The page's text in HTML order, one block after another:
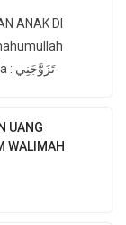
ANAK DI
Ta’ala Dari Aisyah radhiyallahu ‘anha berkata : تَزَوَّجَنِي
UANG
WALIMAH